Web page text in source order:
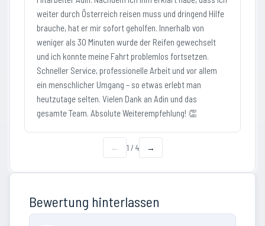
weiter durch Österreich reisen muss und dringend Hilfe
brauche, hat er mir sofort geholfen. Innerhalb von
weniger als 30 Minuten wurde der Reifen gewechselt
und ich konnte meine Fahrt problemlos fortsetzen.
Schneller Service, professionelle Arbeit und vor allem
ein menschlicher Umgang – so etwas erlebt man
heutzutage selten. Vielen Dank an Adin und das
gesamte Team. Absolute Weiterempfehlung! 👏
← 1 / 4 →
Bewertung hinterlassen